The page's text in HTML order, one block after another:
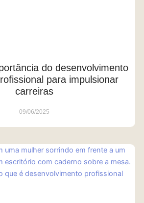
do desenvolvimento
para impulsionar
carreiras
09/06/2025